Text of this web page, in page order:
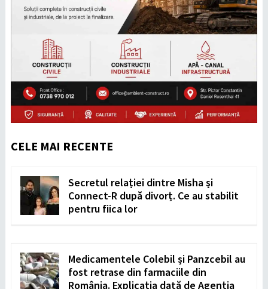
CELE MAI RECENTE
Secretul relației dintre Misha și
Connect-R după divorț. Ce au stabilit
pentru fiica lor
Medicamentele Colebil și Panzcebil au
fost retrase din farmaciile din
România. Explicația dată de Agenția